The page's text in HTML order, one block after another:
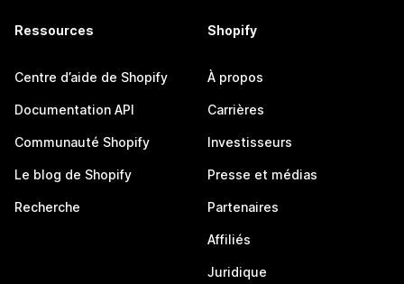
Ressources
Centre d’aide de Shopify
Documentation API
Communauté Shopify
Le blog de Shopify
Recherche
Shopify
À propos
Carrières
Investisseurs
Presse et médias
Partenaires
Affiliés
Juridique